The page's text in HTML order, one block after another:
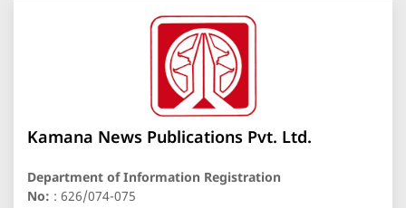
Kamana News Publications Pvt. Ltd.
Department of Information Registration
No: : 626/074-075